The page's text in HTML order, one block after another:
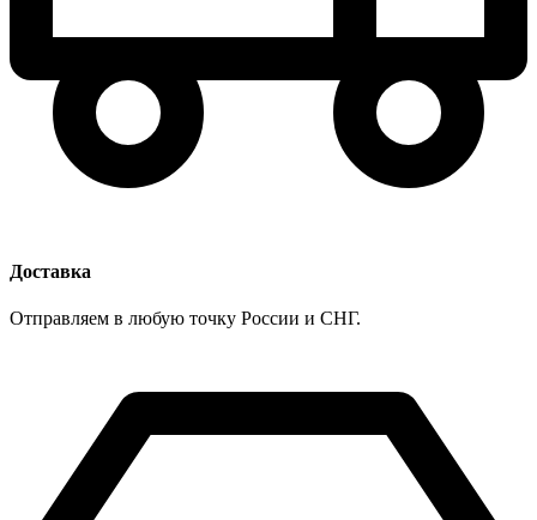
Доставка
Отправляем в любую точку России и СНГ.